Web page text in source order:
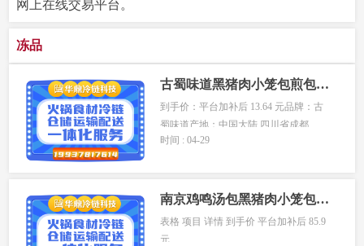
网上在线交易平台。
冻品
古蜀味道黑猪肉小笼包煎包早餐半成品小笼包加热即食早点
到手价：平台加补后 13.64 元品牌：古
蜀味道产地：中国大陆 四川省成都...
时间 : 04-29
南京鸡鸣汤包黑猪肉小笼包早餐速食半成品包子懒人预制速冻灌汤包
表格 项目 详情 到手价 平台加补后 85.9
元 ...